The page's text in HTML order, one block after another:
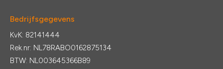
Bedrijfsgegevens
KvK: 82141444
Rek.nr: NL78RABO0162875134
BTW: NL003645366B89